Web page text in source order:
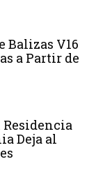
Balizas V16
a Partir de
Deja al